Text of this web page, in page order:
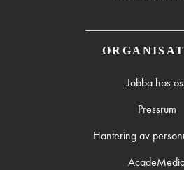
Jobba hos
Pressrum
Hantering av